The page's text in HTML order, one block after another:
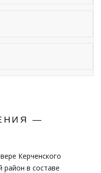
—
Керченского
район в составе